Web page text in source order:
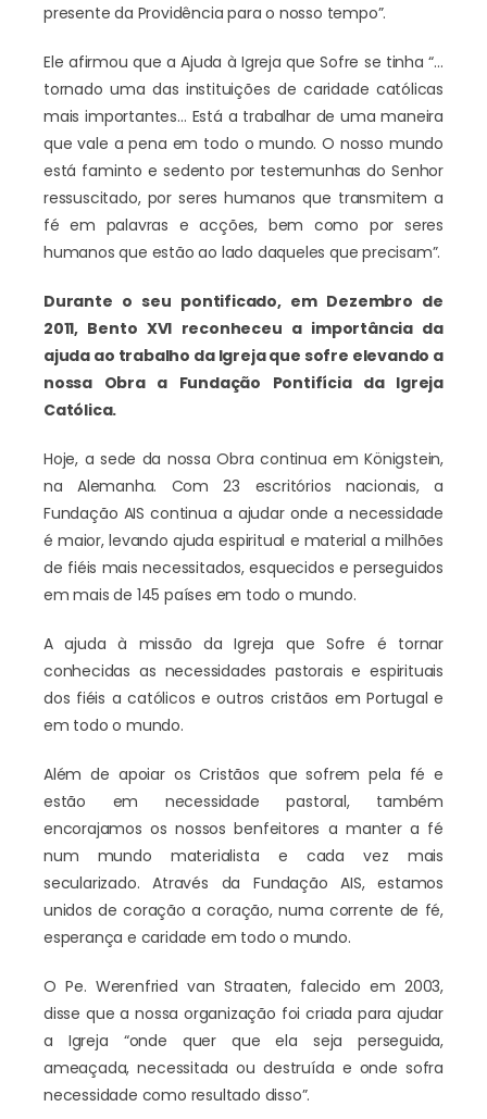
presente da Providência para o nosso tempo”.
Ele afirmou que a Ajuda à Igreja que Sofre se tinha “…
tornado uma das instituições de caridade católicas
mais importantes… Está a trabalhar de uma maneira
que vale a pena em todo o mundo. O nosso mundo
está faminto e sedento por testemunhas do Senhor
ressuscitado, por seres humanos que transmitem a
fé em palavras e acções, bem como por seres
humanos que estão ao lado daqueles que precisam”.
Durante o seu pontificado, em Dezembro de
2011, Bento XVI reconheceu a importância da
ajuda ao trabalho da Igreja que sofre elevando a
nossa Obra a Fundação Pontifícia da Igreja
Católica.
Hoje, a sede da nossa Obra continua em Königstein,
na Alemanha. Com 23 escritórios nacionais, a
Fundação AIS continua a ajudar onde a necessidade
é maior, levando ajuda espiritual e material a milhões
de fiéis mais necessitados, esquecidos e perseguidos
em mais de 145 países em todo o mundo.
A ajuda à missão da Igreja que Sofre é tornar
conhecidas as necessidades pastorais e espirituais
dos fiéis a católicos e outros cristãos em Portugal e
em todo o mundo.
Além de apoiar os Cristãos que sofrem pela fé e
estão em necessidade pastoral, também
encorajamos os nossos benfeitores a manter a fé
num mundo materialista e cada vez mais
secularizado. Através da Fundação AIS, estamos
unidos de coração a coração, numa corrente de fé,
esperança e caridade em todo o mundo.
O Pe. Werenfried van Straaten, falecido em 2003,
disse que a nossa organização foi criada para ajudar
a Igreja “onde quer que ela seja perseguida,
ameaçada, necessitada ou destruída e onde sofra
necessidade como resultado disso”.